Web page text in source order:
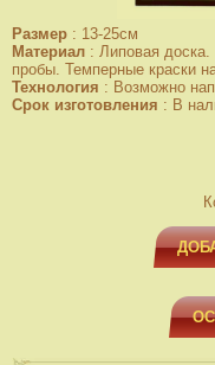
Размер : 13-25см
Материал : Липовая
пробы. Темперные краски
Технология : Возможно
Срок изготовления : В